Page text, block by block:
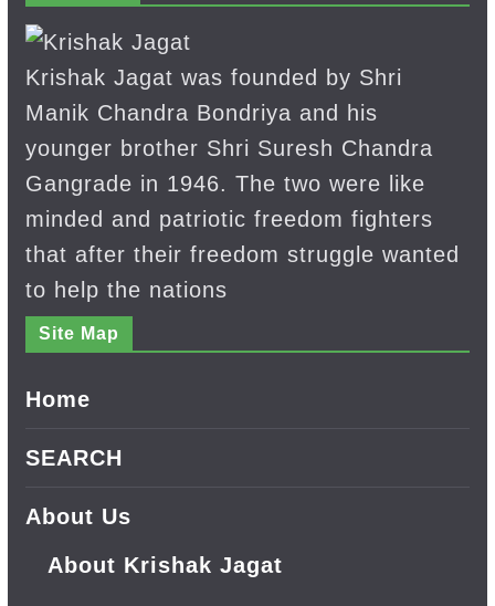
Krishak Jagat was founded by Shri
Manik Chandra Bondriya and his
younger brother Shri Suresh Chandra
Gangrade in 1946. The two were like
minded and patriotic freedom fighters
that after their freedom struggle wanted
to help the nations
Site Map
Home
SEARCH
About Us
About Krishak Jagat